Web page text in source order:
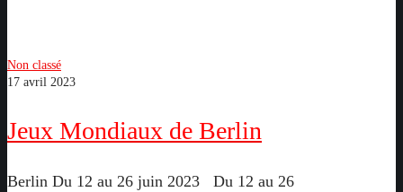
Non classé
17 avril 2023
Jeux Mondiaux de Berlin
Berlin Du 12 au 26 juin 2023 Du 12 au 26